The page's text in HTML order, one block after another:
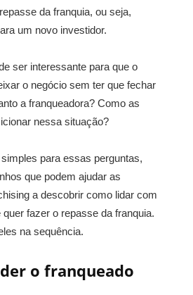
da franquia, ou seja,
um novo investidor.
ser interessante para que o
o negócio sem ter que fechar
a franqueadora? Como as
nessa situação?
para essas perguntas,
que podem ajudar as
a descobrir como lidar com
fazer o repasse da franquia.
na sequência.
o franqueado